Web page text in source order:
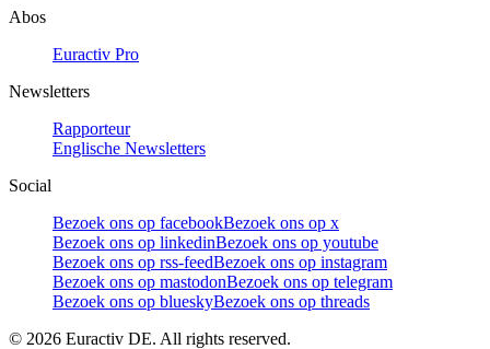
Abos
Euractiv Pro
Newsletters
Rapporteur
Englische Newsletters
Social
Bezoek ons op facebookBezoek ons op x
Bezoek ons op linkedinBezoek ons op youtube
Bezoek ons op rss-feedBezoek ons op instagram
Bezoek ons op mastodonBezoek ons op telegram
Bezoek ons op blueskyBezoek ons op threads
© 2026 Euractiv DE. All rights reserved.